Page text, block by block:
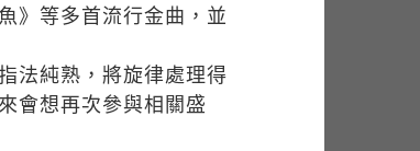
》等多首流行金曲，並
法純熟，將旋律處理得
會想再次參與相關盛